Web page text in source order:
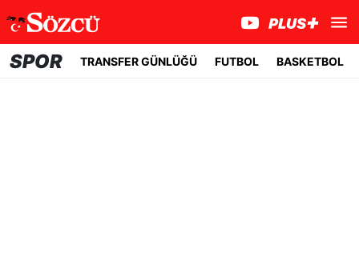
SPOR TRANSFER GÜNLÜĞÜ FUTBOL BASKETBOL